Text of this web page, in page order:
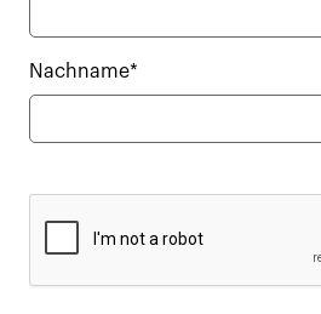
Nachname*